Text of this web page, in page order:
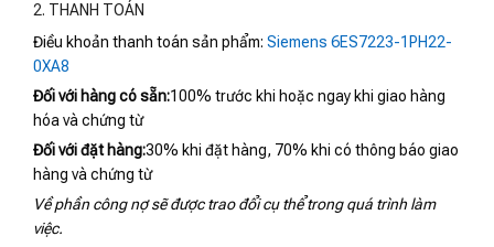
2. THANH TOÁN
Điều khoản thanh toán sản phẩm: Siemens 6ES7223-1PH22-
0XA8
Đối với hàng có sẵn:100% trước khi hoặc ngay khi giao hàng
hóa và chứng từ
Đối với đặt hàng:30% khi đặt hàng, 70% khi có thông báo giao
hàng và chứng từ
Về phần công nợ sẽ được trao đổi cụ thể trong quá trình làm
việc.